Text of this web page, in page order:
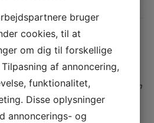
for alle børn og unge mellem 3 og
sig kreativt. De var med til at
hvordan det er at være barn og ung
ting uden vores venner, og selvom
kan det være svært at være så
at børn og unge med
til at skabe et fælles bånd og
bruger
cookies, til at
om dig til forskellige
af annoncering,
funktionalitet,
Disse oplysninger
annoncerings- og